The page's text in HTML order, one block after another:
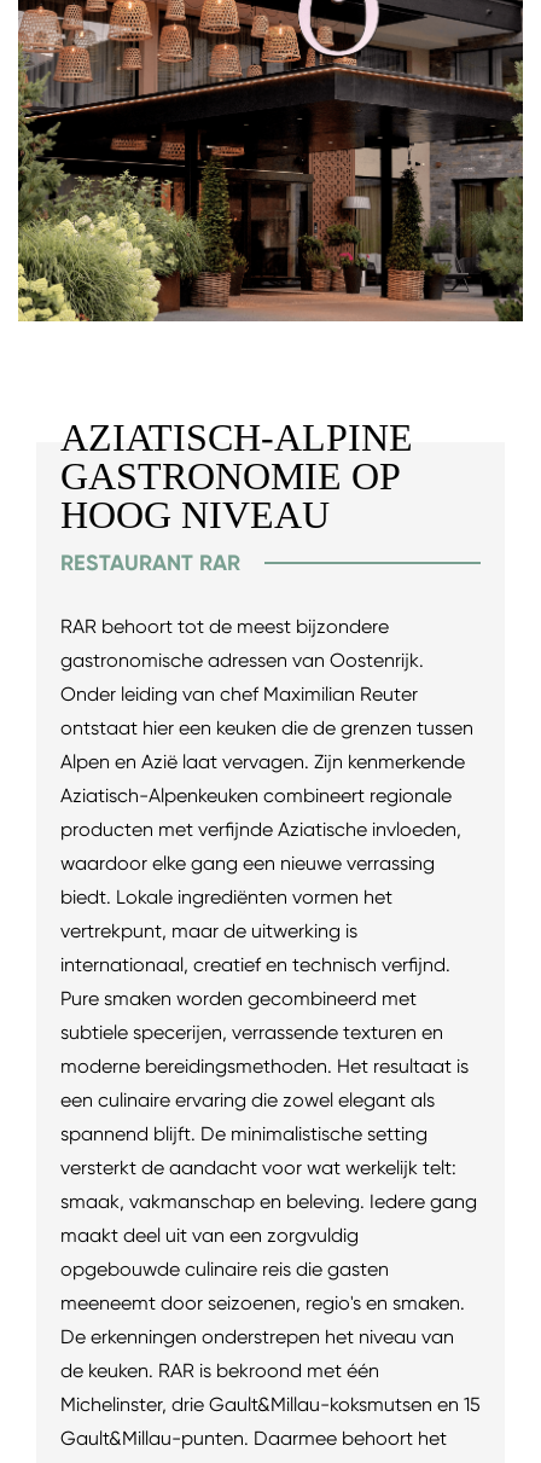
AZIATISCH-ALPINE
GASTRONOMIE OP
HOOG NIVEAU
RESTAURANT RAR
RAR behoort tot de meest bijzondere
gastronomische adressen van Oostenrijk.
Onder leiding van chef Maximilian Reuter
ontstaat hier een keuken die de grenzen tussen
Alpen en Azië laat vervagen. Zijn kenmerkende
Aziatisch-Alpenkeuken combineert regionale
producten met verfijnde Aziatische invloeden,
waardoor elke gang een nieuwe verrassing
biedt. Lokale ingrediënten vormen het
vertrekpunt, maar de uitwerking is
internationaal, creatief en technisch verfijnd.
Pure smaken worden gecombineerd met
subtiele specerijen, verrassende texturen en
moderne bereidingsmethoden. Het resultaat is
een culinaire ervaring die zowel elegant als
spannend blijft. De minimalistische setting
versterkt de aandacht voor wat werkelijk telt:
smaak, vakmanschap en beleving. Iedere gang
maakt deel uit van een zorgvuldig
opgebouwde culinaire reis die gasten
meeneemt door seizoenen, regio's en smaken.
De erkenningen onderstrepen het niveau van
de keuken. RAR is bekroond met één
Michelinster, drie Gault&Millau-koksmutsen en 15
Gault&Millau-punten. Daarmee behoort het